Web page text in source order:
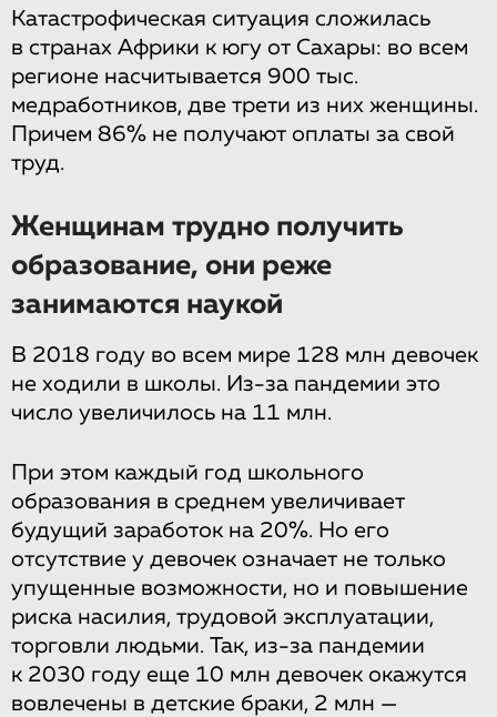
Катастрофическая ситуация сложилась
в странах Африки к югу от Сахары: во всем
регионе насчитывается 900 тыс.
медработников, две трети из них женщины.
Причем 86% не получают оплаты за свой
труд.
Женщинам трудно получить
образование, они реже
занимаются наукой
В 2018 году во всем мире 128 млн девочек
не ходили в школы. Из-за пандемии это
число увеличилось на 11 млн.
При этом каждый год школьного
образования в среднем увеличивает
будущий заработок на 20%. Но его
отсутствие у девочек означает не только
упущенные возможности, но и повышение
риска насилия, трудовой эксплуатации,
торговли людьми. Так, из-за пандемии
к 2030 году еще 10 млн девочек окажутся
вовлечены в детские браки, 2 млн —